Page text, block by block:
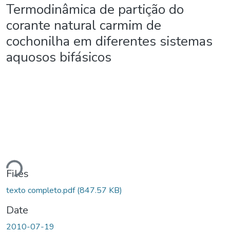
Termodinâmica de partição do
corante natural carmim de
cochonilha em diferentes sistemas
aquosos bifásicos
Loading...
Files
texto completo.pdf(847.57 KB)
Date
2010-07-19